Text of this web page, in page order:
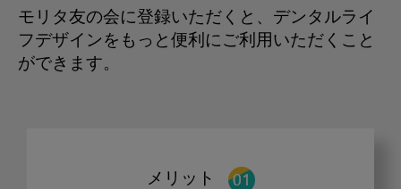
モリタ友の会に登録いただくと、デンタルライ
フデザインをもっと便利にご利用いただくこと
ができます。
メリット